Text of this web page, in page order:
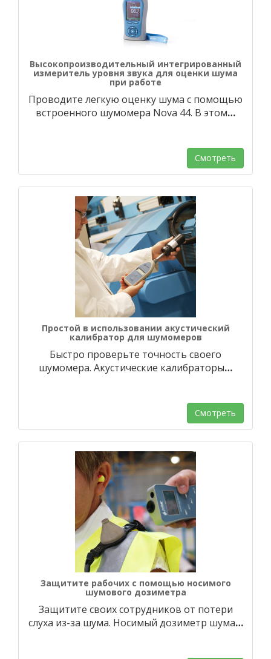
Высокопроизводительный интегрированный
измеритель уровня звука для оценки шума
при работе
Проводите легкую оценку шума с помощью
встроенного шумомера Nova 44. В этом…
Смотреть
Простой в использовании акустический
калибратор для шумомеров
Быстро проверьте точность своего
шумомера. Акустические калибраторы…
Смотреть
Защитите рабочих с помощью носимого
шумового дозиметра
Защитите своих сотрудников от потери
слуха из-за шума. Носимый дозиметр шума…